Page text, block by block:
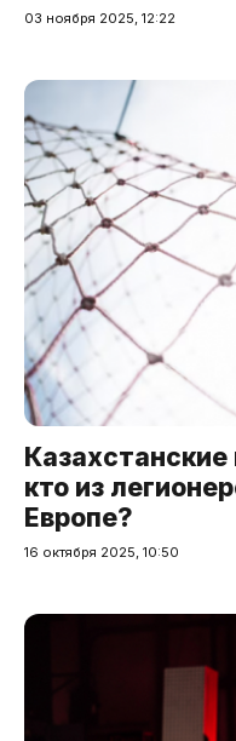
03 ноября 2025, 12:22
Казахстанские
кто из
Европе?
16 октября 2025, 10:50